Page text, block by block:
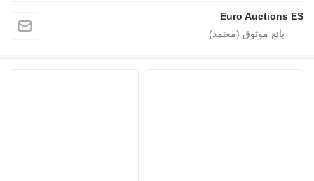
Euro Auctions ES